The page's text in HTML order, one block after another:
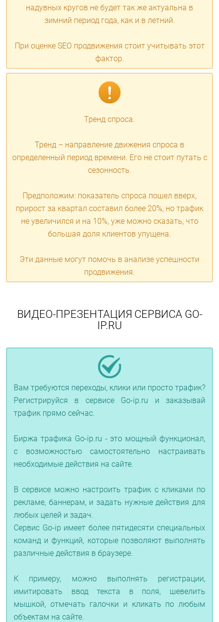
надувных кругов не будет так же актуальна в
зимний период года, как и в летний.
При оценке SEO продвижения стоит учитывать этот
фактор.
Тренд спроса.
Тренд – направление движения спроса в
определенный период времени. Его не стоит путать с
сезонность.
Предположим: показатель спроса пошел вверх,
прирост за квартал составил более 20%, но трафик
не увеличился и на 10%, уже можно сказать, что
большая доля клиентов упущена.
Эти данные могут помочь в анализе успешности
продвижения.
ВИДЕО-ПРЕЗЕНТАЦИЯ СЕРВИСА GO-
IP.RU
Вам требуются переходы, клики или просто трафик?
Регистрируйся в сервисе Go-ip.ru и заказывай
трафик прямо сейчас.
Биржа трафика Go-ip.ru - это мощный функционал,
с возможностью самостоятельно настраивать
необходимые действия на сайте.
В сервисе можно настроить трафик с кликами по
рекламе, баннерам, и задать нужные действия для
любых целей и задач.
Сервис Go-ip имеет более пятидесяти специальных
команд и функций, которые позволяют выполнять
различные действия в браузере.
К примеру, можно выполнять регистрации,
имитировать ввод текста в поля, шевелить
мышкой, отмечать галочки и кликать по любым
объектам на сайте.